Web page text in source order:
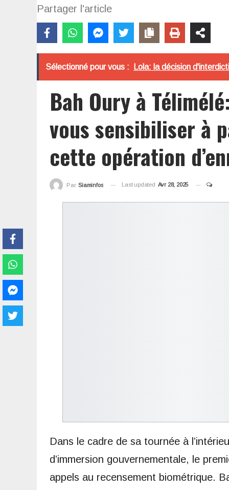
Partager l'article
Sélectionné pour vous : Lola: la décision
Bah Oury à
vous sensibiliser à
cette opération
Par Siaminfos Last updated Avr 28, 2025
Dans le cadre de sa tournée à
d’immersion gouvernementale, le
appels au recensement biométrique.